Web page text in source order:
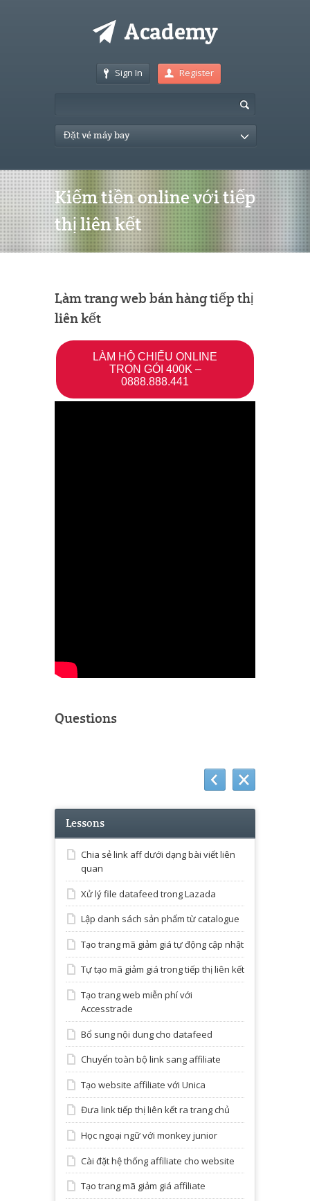
Sign In Register
Đặt vé máy bay
Kiếm tiền online với tiếp
thị liên kết
Làm trang web bán hàng tiếp thị
liên kết
LÀM HỘ CHIẾU ONLINE
TRỌN GÓI 400K –
0888.888.441
Questions
Lessons
Chia sẻ link aff dưới dạng bài viết liên
quan
Xử lý file datafeed trong Lazada
Lập danh sách sản phẩm từ catalogue
Tạo trang mã giảm giá tự động cập nhật
Tự tạo mã giảm giá trong tiếp thị liên kết
Tạo trang web miễn phí với
Accesstrade
Bổ sung nội dung cho datafeed
Chuyển toàn bộ link sang affiliate
Tạo website affiliate với Unica
Đưa link tiếp thị liên kết ra trang chủ
Học ngoại ngữ với monkey junior
Cài đặt hệ thống affiliate cho website
Tạo trang mã giảm giá affiliate